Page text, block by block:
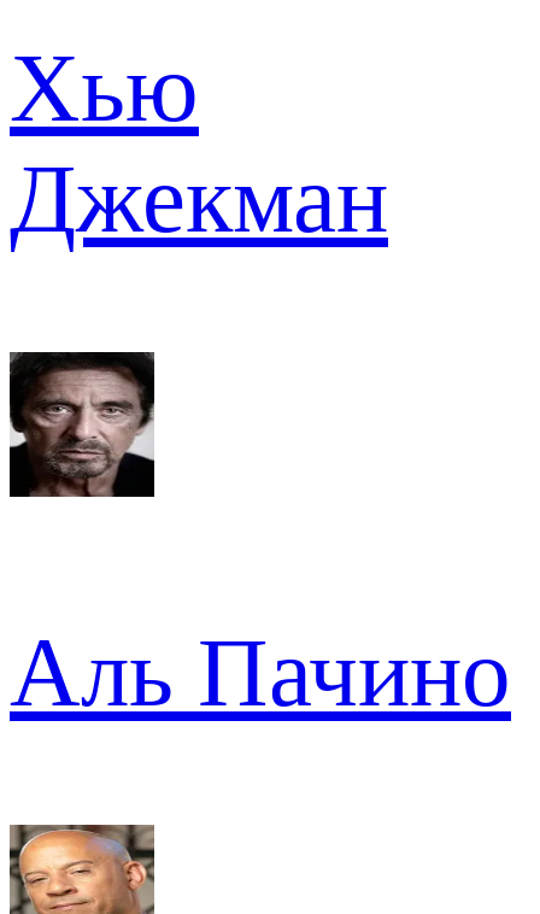
Хью
Джекман
Аль Пачино